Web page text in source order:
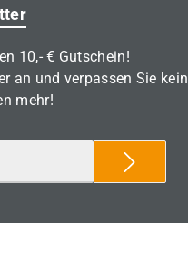
10,- € Gutschein!
an und verpassen Sie
mehr!